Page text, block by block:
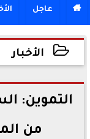
 عاجل
الأخبار
2024-06-05 19:08:32
من